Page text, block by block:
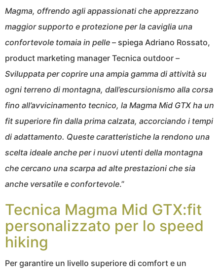
Magma, offrendo agli appassionati che apprezzano
maggior supporto e protezione per la caviglia una
confortevole tomaia in pelle – spiega Adriano Rossato,
product marketing manager Tecnica outdoor –
Sviluppata per coprire una ampia gamma di attività su
ogni terreno di montagna, dall’escursionismo alla corsa
fino all’avvicinamento tecnico, la Magma Mid GTX ha un
fit superiore fin dalla prima calzata, accorciando i tempi
di adattamento. Queste caratteristiche la rendono una
scelta ideale anche per i nuovi utenti della montagna
che cercano una scarpa ad alte prestazioni che sia
anche versatile e confortevole.”
Tecnica Magma Mid GTX:fit
personalizzato per lo speed
hiking
Per garantire un livello superiore di comfort e un